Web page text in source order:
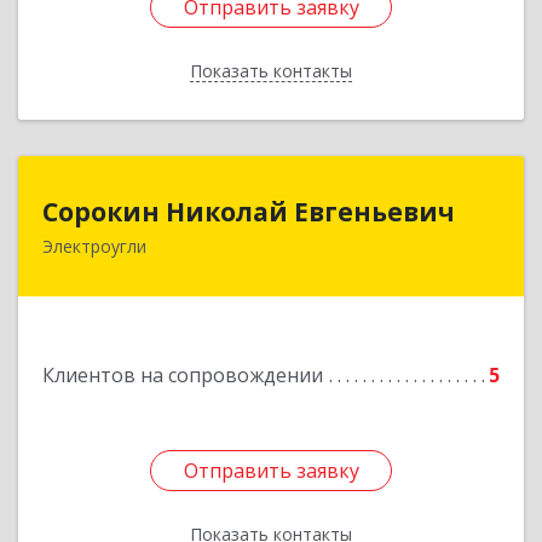
Отправить заявку
Показать контакты
Отправить заявку
Назад
Сорокин Николай Евгеньевич
Электроугли
Клиентов на сопровождении 5
Отправить заявку
Показать контакты
Сорокин Николай Евгеньевич
Отправить заявку
Назад